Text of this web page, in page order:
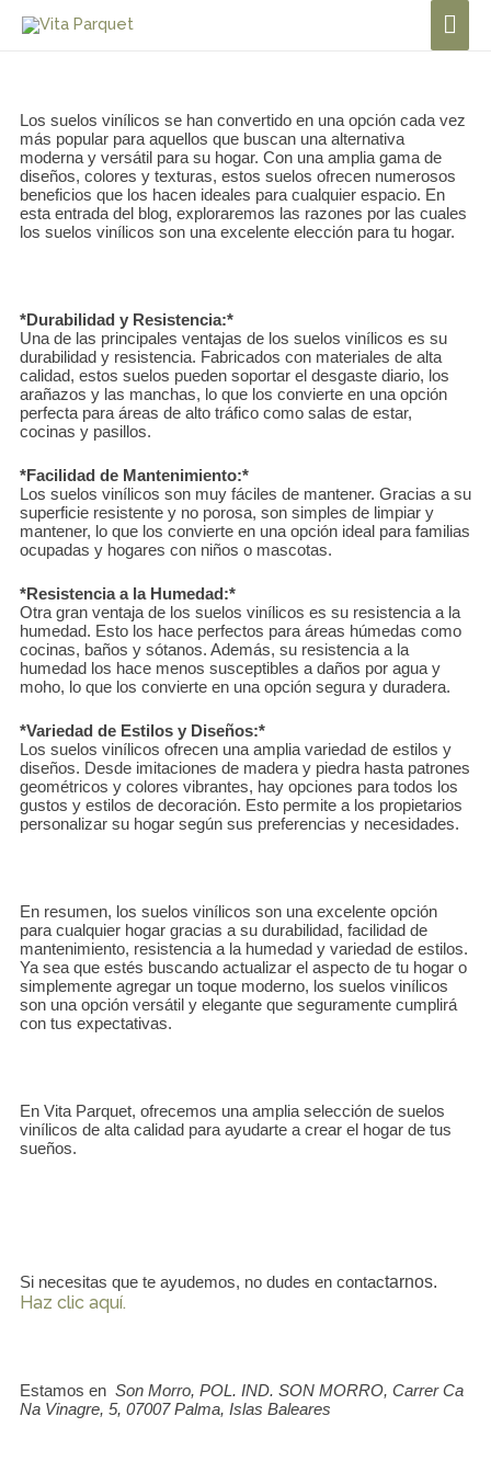
Los suelos vinílicos se han convertido en una opción cada vez
más popular para aquellos que buscan una alternativa
moderna y versátil para su hogar. Con una amplia gama de
diseños, colores y texturas, estos suelos ofrecen numerosos
beneficios que los hacen ideales para cualquier espacio. En
esta entrada del blog, exploraremos las razones por las cuales
los suelos vinílicos son una excelente elección para tu hogar.
*Durabilidad y Resistencia:*
Una de las principales ventajas de los suelos vinílicos es su
durabilidad y resistencia. Fabricados con materiales de alta
calidad, estos suelos pueden soportar el desgaste diario, los
arañazos y las manchas, lo que los convierte en una opción
perfecta para áreas de alto tráfico como salas de estar,
cocinas y pasillos.
*Facilidad de Mantenimiento:*
Los suelos vinílicos son muy fáciles de mantener. Gracias a su
superficie resistente y no porosa, son simples de limpiar y
mantener, lo que los convierte en una opción ideal para familias
ocupadas y hogares con niños o mascotas.
*Resistencia a la Humedad:*
Otra gran ventaja de los suelos vinílicos es su resistencia a la
humedad. Esto los hace perfectos para áreas húmedas como
cocinas, baños y sótanos. Además, su resistencia a la
humedad los hace menos susceptibles a daños por agua y
moho, lo que los convierte en una opción segura y duradera.
*Variedad de Estilos y Diseños:*
Los suelos vinílicos ofrecen una amplia variedad de estilos y
diseños. Desde imitaciones de madera y piedra hasta patrones
geométricos y colores vibrantes, hay opciones para todos los
gustos y estilos de decoración. Esto permite a los propietarios
personalizar su hogar según sus preferencias y necesidades.
En resumen, los suelos vinílicos son una excelente opción
para cualquier hogar gracias a su durabilidad, facilidad de
mantenimiento, resistencia a la humedad y variedad de estilos.
Ya sea que estés buscando actualizar el aspecto de tu hogar o
simplemente agregar un toque moderno, los suelos vinílicos
son una opción versátil y elegante que seguramente cumplirá
con tus expectativas.
En Vita Parquet, ofrecemos una amplia selección de suelos
vinílicos de alta calidad para ayudarte a crear el hogar de tus
sueños.
Si necesitas que te ayudemos, no dudes en contactarnos.
Haz clic aquí.
Estamos en Son Morro, POL. IND. SON MORRO, Carrer Ca
Na Vinagre, 5, 07007 Palma, Islas Baleares